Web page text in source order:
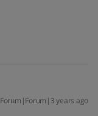
Forum|Forum|3 years ago